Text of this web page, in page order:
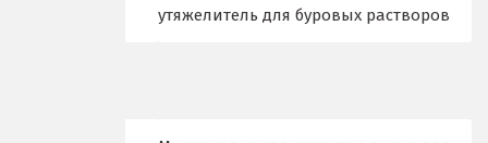
Верхняя Пышмаутяжелитель для буровых растворов